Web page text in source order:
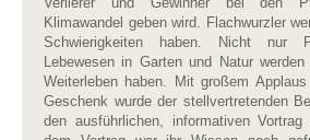
Klimawandel geben wird. Flachwurzler
Schwierigkeiten haben. Nicht nur
Lebewesen in Garten und Natur
Weiterleben haben. Mit großem
Geschenk wurde der stellvertretenden
den ausführlichen, informativen